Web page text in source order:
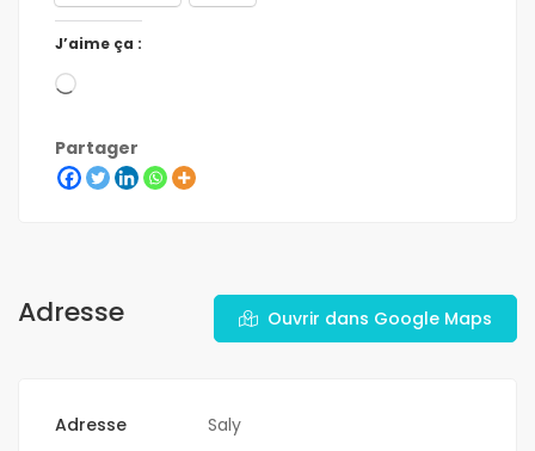
J’aime ça :
Partager
Adresse Ouvrir dans Google Maps
Adresse
Saly